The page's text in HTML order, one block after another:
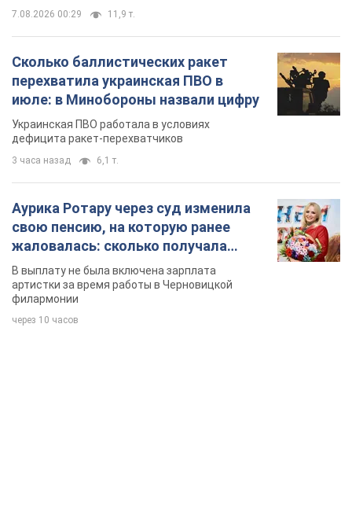
7.08.2026 00:29 11,9 т.
Сколько баллистических ракет
перехватила украинская ПВО в
июле: в Минобороны назвали цифру
Украинская ПВО работала в условиях
дефицита ракет-перехватчиков
3 часа назад 6,1 т.
Аурика Ротару через суд изменила
свою пенсию, на которую ранее
жаловалась: сколько получала
певица
В выплату не была включена зарплата
артистки за время работы в Черновицкой
филармонии
через 10 часов